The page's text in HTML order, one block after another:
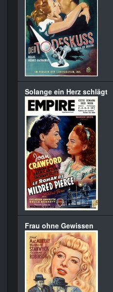
Solange ein Herz schlägt
Frau ohne Gewissen